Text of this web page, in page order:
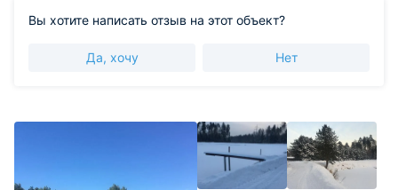
Вы хотите написать отзыв на этот объект?
Да, хочу Нет